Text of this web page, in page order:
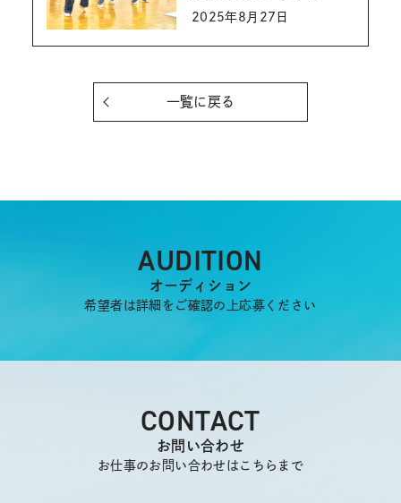
きました】
2025年8月27日
一覧に戻る
AUDITION
オーディション
希望者は詳細をご確認の上応募ください
CONTACT
お問い合わせ
お仕事のお問い合わせはこちらまで